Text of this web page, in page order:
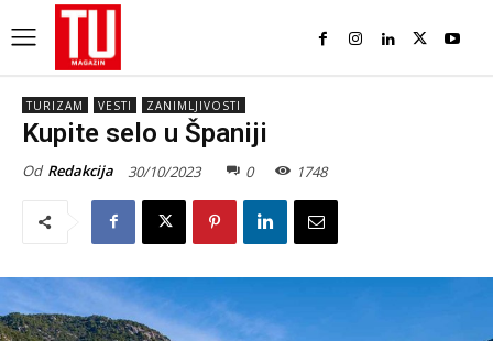
TURIZAM VESTI ZANIMLJIVOSTI
Kupite selo u Španiji
Od Redakcija 30/10/2023 0 1748